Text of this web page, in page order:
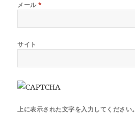
メール*
サイト
上に表示された文字を入力してください。